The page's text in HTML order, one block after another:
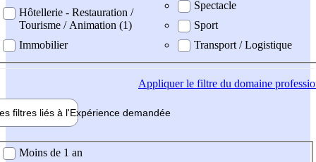
Hôtellerie - Restauration /
Tourisme / Animation (1)
Immobilier
Spectacle
Sport
Transport / Logistique
Appliquerle filtre du domaine
filtres liés à l'Expérience demandée
demandée
Moins de 1 an